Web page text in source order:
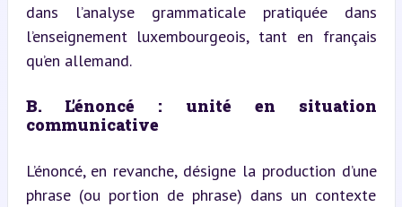
dans l’analyse grammaticale pratiquée dans
l’enseignement luxembourgeois, tant en français
qu’en allemand.
B. L’énoncé : unité en situation
communicative
L’énoncé, en revanche, désigne la production d’une
phrase (ou portion de phrase) dans un contexte